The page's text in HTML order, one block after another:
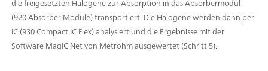
die freigesetzten Halogene zur Absorption in das Absorbermodul
(920 Absorber Module) transportiert. Die Halogene werden dann per
IC (930 Compact IC Flex) analysiert und die Ergebnisse mit der
Software MagIC Net von Metrohm ausgewertet (Schritt 5).